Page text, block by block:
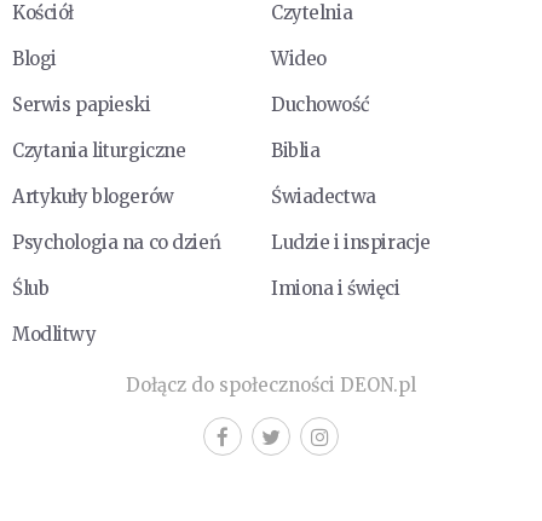
Kościół
Czytelnia
Blogi
Wideo
Serwis papieski
Duchowość
Czytania liturgiczne
Biblia
Artykuły blogerów
Świadectwa
Psychologia na co dzień
Ludzie i inspiracje
Ślub
Imiona i święci
Modlitwy
Dołącz do społeczności DEON.pl